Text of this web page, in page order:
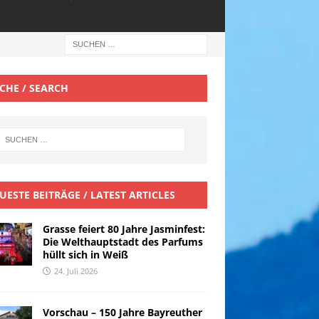
/ SEARCH
BEITRÄGE / LATEST ARTICLES
Grasse feiert 80 Jahre Jasminfest:
Die Welthauptstadt des Parfums
hüllt sich in Weiß
24. Juli 2026
Vorschau – 150 Jahre Bayreuther